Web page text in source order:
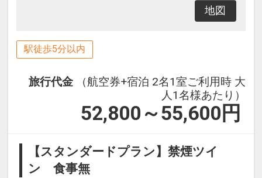
地図
駅徒歩5分以内
旅行代金
（航空券+宿泊 2名1室ご利用時 大
人1名様あたり）
52,800～55,600 円
【スタンダードプラン】禁煙ツイ
ン 食事無